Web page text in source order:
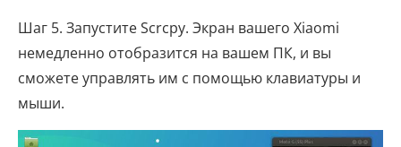
Шаг 5. Запустите Scrcpy. Экран вашего Xiaomi
немедленно отобразится на вашем ПК, и вы
сможете управлять им с помощью клавиатуры и
мыши.